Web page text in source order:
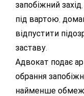
запобіжний
під вартою,
відпустити
заставу.
Адвокат подає
обрання
найменше